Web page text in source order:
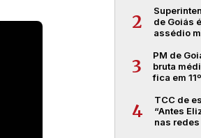
2
de Goiás
assédio
3
PM de
bruta
fica em 11º
4
TCC de
“Antes
nas